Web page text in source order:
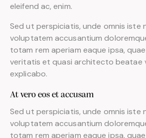
eleifend ac, enim.
Sed ut perspiciatis, unde omnis iste
voluptatem accusantium
totam rem aperiam eaque ipsa,
veritatis et quasi architecto beatae
explicabo.
At vero eos et accusam
Sed ut perspiciatis, unde omnis iste
voluptatem accusantium
totam rem aperiam eaque ipsa,